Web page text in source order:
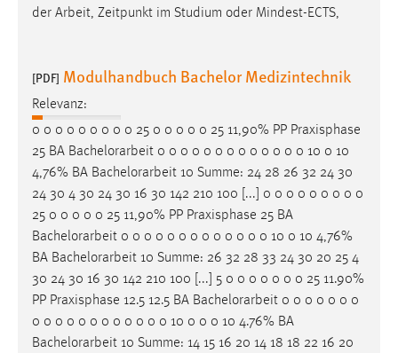
der Arbeit, Zeitpunkt im Studium oder Mindest-ECTS,
[PDF] Modulhandbuch Bachelor Medizintechnik
Relevanz:
0 0 0 0 0 0 0 0 0 25 0 0 0 0 0 25 11,90% PP Praxisphase
25 BA Bachelorarbeit 0 0 0 0 0 0 0 0 0 0 0 0 0 10 0 10
4,76% BA Bachelorarbeit 10 Summe: 24 28 26 32 24 30
24 30 4 30 24 30 16 30 142 210 100 [...] 0 0 0 0 0 0 0 0 0
25 0 0 0 0 0 25 11,90% PP Praxisphase 25 BA
Bachelorarbeit 0 0 0 0 0 0 0 0 0 0 0 0 0 10 0 10 4,76%
BA Bachelorarbeit 10 Summe: 26 32 28 33 24 30 20 25 4
30 24 30 16 30 142 210 100 [...] 5 0 0 0 0 0 0 0 25 11.90%
PP Praxisphase 12.5 12.5 BA Bachelorarbeit 0 0 0 0 0 0 0
0 0 0 0 0 0 0 0 0 0 0 0 10 0 0 0 10 4.76% BA
Bachelorarbeit 10 Summe: 14 15 16 20 14 18 18 22 16 20
fe_user, be_user, be_lastLoginProvider
einloggen zu können.
Cookie Laufzeit:
24 Stunden
STATISTIK
Statistik Cookies erfassen Informationen anonym.
Diese Informationen helfen uns zu verstehen, wie
unsere Besucher unsere Website nutzen.
Matomo